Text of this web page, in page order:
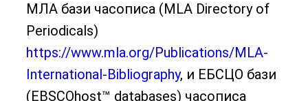
МЛА бази часописа (MLA Directory of
Periodicals)
https://www.mla.org/Publications/MLA-
International-Bibliography, и ЕБСЦО бази
(EBSCOhost™ databases) часописа